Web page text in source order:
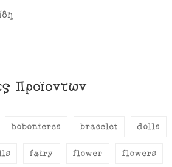
Προϊόντων
bobonieres bracelet dolls
fairy flower flowers